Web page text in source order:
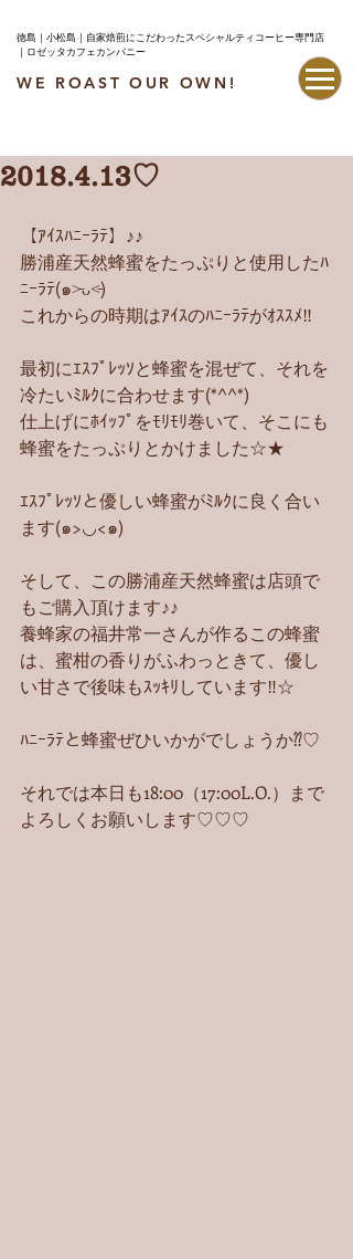
WE ROAST OUR OWN!
徳島｜小松島｜自家焙煎にこだわったスペシャルティコーヒー専門店
｜ロゼッタカフェカンパニー
2018.4.13♡
【ｱｲｽﾊﾆｰﾗﾃ】♪♪
勝浦産天然蜂蜜をたっぷりと使用したﾊ
ﾆｰﾗﾃ(๑˃̵ᴗ˂̵)
これからの時期はｱｲｽのﾊﾆｰﾗﾃがｵｽｽﾒ‼︎
最初にｴｽﾌﾟﾚｯｿと蜂蜜を混ぜて、それを
冷たいﾐﾙｸに合わせます(*^^*)
仕上げにﾎｲｯﾌﾟをﾓﾘﾓﾘ巻いて、そこにも
蜂蜜をたっぷりとかけました☆★
ｴｽﾌﾟﾚｯｿと優しい蜂蜜がﾐﾙｸに良く合い
ます(๑>◡<๑)
そして、この勝浦産天然蜂蜜は店頭で
もご購入頂けます♪♪
養蜂家の福井常一さんが作るこの蜂蜜
は、蜜柑の香りがふわっときて、優し
い甘さで後味もｽｯｷﾘしています‼︎☆
ﾊﾆｰﾗﾃと蜂蜜ぜひいかがでしょうか⁇♡
それでは本日も18:00（17:00L.O.）まで
よろしくお願いします♡♡♡